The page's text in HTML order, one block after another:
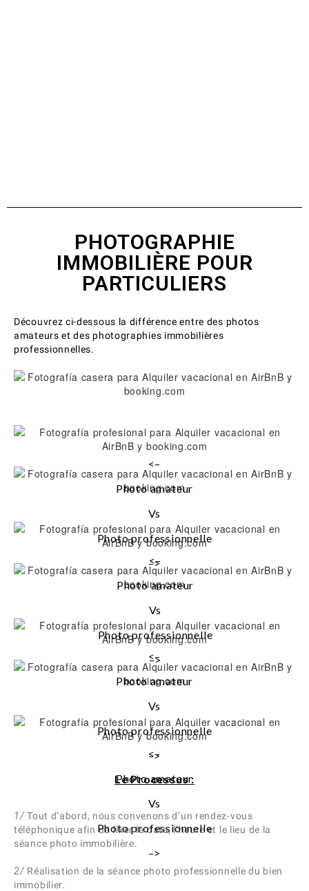
PHOTOGRAPHIE
IMMOBILIÈRE POUR
PARTICULIERS
Découvrez ci-dessous la différence entre des photos
amateurs et des photographies immobilières
professionnelles.
<–
Photo amateur
Vs
Photo professionnelle
–>
<–
Photo amateur
Vs
Photo professionnelle
–>
<–
Photo amateur
Vs
Photo professionnelle
–>
<–
Photo amateur
Vs
Photo professionnelle
–>
Le Processus :
1/ Tout d’abord, nous convenons d’un rendez-vous
téléphonique afin de fixer la date, l’heure et le lieu de la
séance photo immobilière.
2/ Réalisation de la séance photo professionnelle du bien
immobilier.